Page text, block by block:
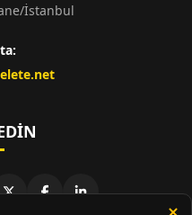
İstanbul